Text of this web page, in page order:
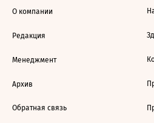
О компании
Редакция
Менеджмент
Архив
Обратная связь